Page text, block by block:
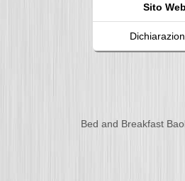
Sito
Bed and Breakfast